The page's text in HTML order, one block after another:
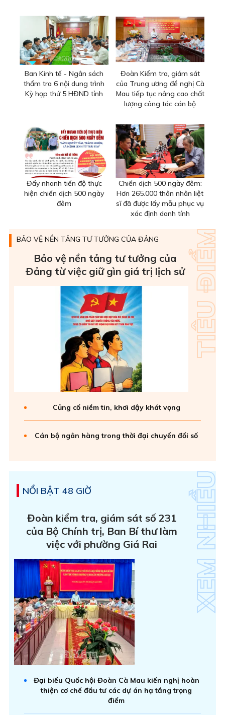
Ban Kinh tế - Ngân sách
thẩm tra 6 nội dung trình
Kỳ họp thứ 5 HĐND tỉnh
Đoàn Kiểm tra, giám sát
của Trung ương đề nghị Cà
Mau tiếp tục nâng cao chất
lượng công tác cán bộ
Đẩy nhanh tiến độ thực
hiện chiến dịch 500 ngày
đêm
Chiến dịch 500 ngày đêm:
Hơn 265.000 thân nhân liệt
sĩ đã được lấy mẫu phục vụ
xác định danh tính
BẢO VỆ NỀN TẢNG TƯ TƯỞNG CỦA ĐẢNG
Bảo vệ nền tảng tư tưởng của
Ðảng từ việc giữ gìn giá trị lịch sử
Củng cố niềm tin, khơi dậy khát vọng
Cán bộ ngân hàng trong thời đại chuyển đổi số
NỔI BẬT 48 GIỜ
Đoàn kiểm tra, giám sát số 231
của Bộ Chính trị, Ban Bí thư làm
việc với phường Giá Rai
Đại biểu Quốc hội Đoàn Cà Mau kiến nghị hoàn
thiện cơ chế đầu tư các dự án hạ tầng trọng
điểm